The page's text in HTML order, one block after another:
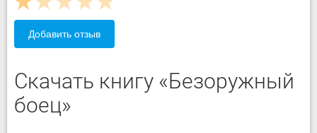
Добавить отзыв
Скачать книгу «Безоружный
боец»